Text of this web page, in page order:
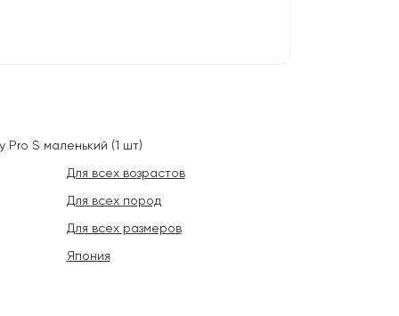
S маленький (1 шт)
Для всех возрастов
Для всех пород
Для всех размеров
Япония